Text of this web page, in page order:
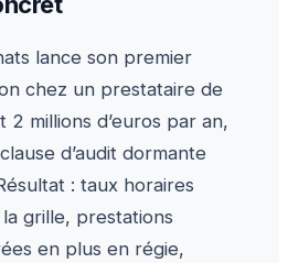
lance son premier
chez un prestataire de
millions d’euros par an,
d’audit dormante
: taux horaires
grille, prestations
en plus en régie,